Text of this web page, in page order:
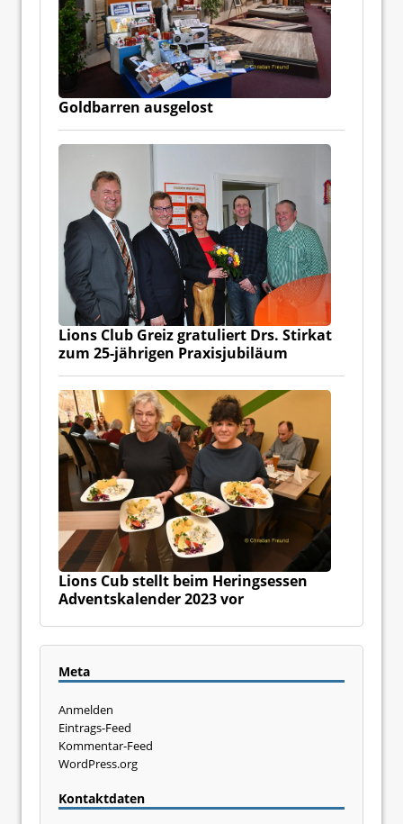
Goldbarren ausgelost
Lions Club Greiz gratuliert Drs. Stirkat
zum 25-jährigen Praxisjubiläum
Lions Cub stellt beim Heringsessen
Adventskalender 2023 vor
Meta
Anmelden
Eintrags-Feed
Kommentar-Feed
WordPress.org
Kontaktdaten